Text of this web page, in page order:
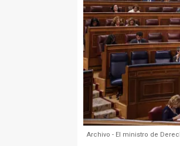
Archivo - El ministro de